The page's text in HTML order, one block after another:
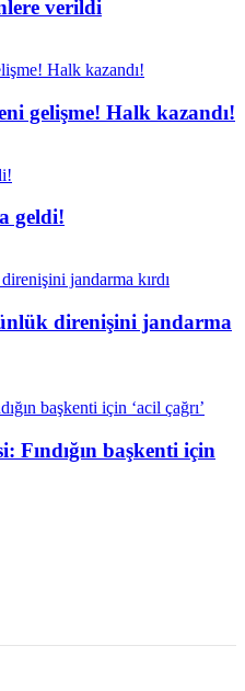
verildi
gelişme! Halk kazandı!
geldi!
direnişini jandarma
Fındığın başkenti için